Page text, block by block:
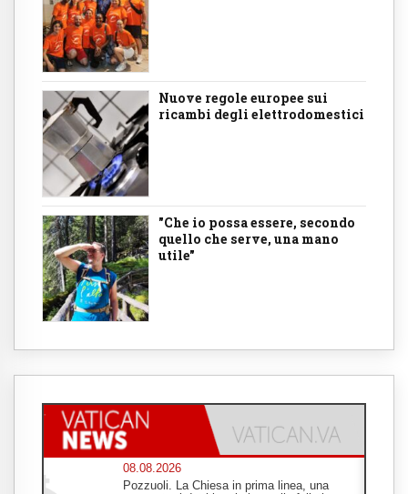
Nuove regole europee sui
ricambi degli elettrodomestici
"Che io possa essere, secondo
quello che serve, una mano
utile"
08.08.2026
Pozzuoli. La Chiesa in prima linea, una